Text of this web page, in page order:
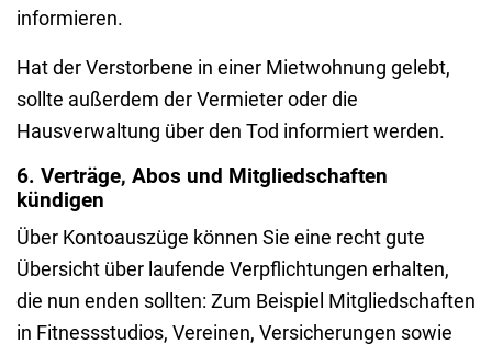
informieren.
Hat der Verstorbene in einer Mietwohnung gelebt,
sollte außerdem der Vermieter oder die
Hausverwaltung über den Tod informiert werden.
6. Verträge, Abos und Mitgliedschaften
kündigen
Über Kontoauszüge können Sie eine recht gute
Übersicht über laufende Verpflichtungen erhalten,
die nun enden sollten: Zum Beispiel Mitgliedschaften
in Fitnessstudios, Vereinen, Versicherungen sowie